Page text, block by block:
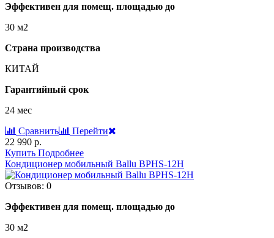
Эффективен для помещ. площадью до
30 м2
Страна производства
КИТАЙ
Гарантийный срок
24 мес
Сравнить
Перейти
22 990 р.
Купить Подробнее
Кондиционер мобильный Ballu BPHS-12H
Отзывов: 0
Эффективен для помещ. площадью до
30 м2